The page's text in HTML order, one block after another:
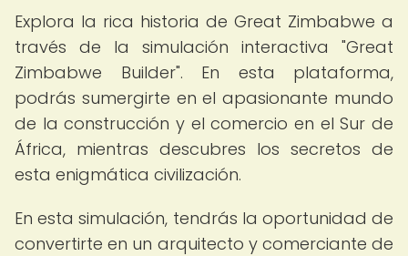
Explora la rica historia de Great Zimbabwe a
través de la simulación interactiva "Great
Zimbabwe Builder". En esta plataforma,
podrás sumergirte en el apasionante mundo
de la construcción y el comercio en el Sur de
África, mientras descubres los secretos de
esta enigmática civilización.
En esta simulación, tendrás la oportunidad de
convertirte en un arquitecto y comerciante de